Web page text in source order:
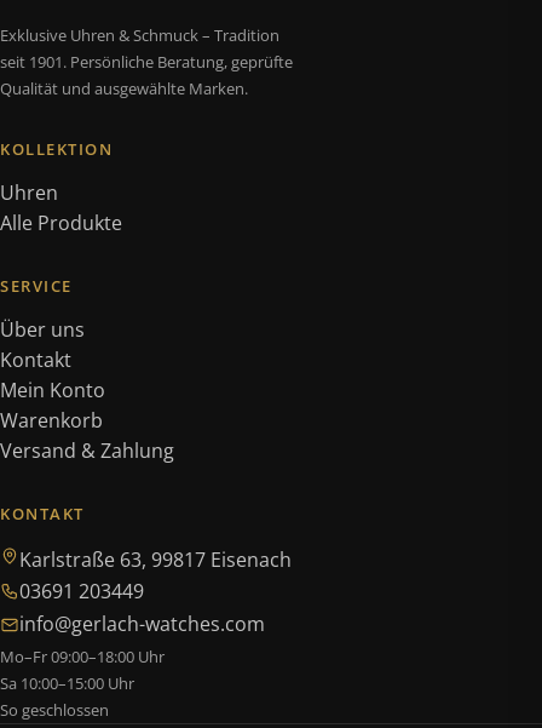
Exklusive Uhren & Schmuck – Tradition
seit 1901. Persönliche Beratung, geprüfte
Qualität und ausgewählte Marken.
KOLLEKTION
Uhren
Alle Produkte
SERVICE
Über uns
Kontakt
Mein Konto
Warenkorb
Versand & Zahlung
KONTAKT
Karlstraße 63, 99817 Eisenach
03691 203449
info@gerlach-watches.com
Mo–Fr 09:00–18:00 Uhr
Sa 10:00–15:00 Uhr
So geschlossen